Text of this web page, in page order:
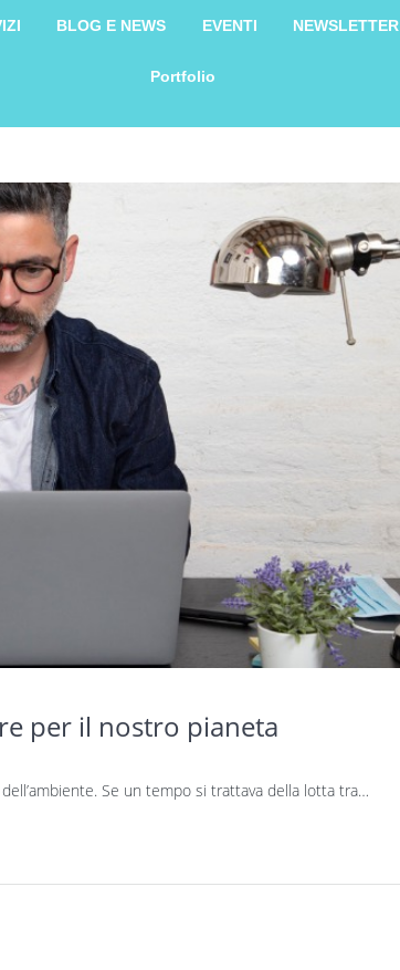
BLOG E NEWS EVENTI NEWSLETTER
Portfolio
per il nostro pianeta
Se un tempo si trattava della lotta tra…